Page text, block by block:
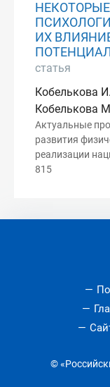
ИХ
статья
Кобелькова
Кобелькова
Актуальные
развития
реализации
815
©